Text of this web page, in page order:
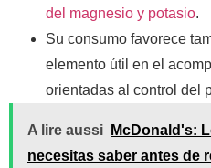
del magnesio y potasio.
Su consumo favorece
elemento útil en el
orientadas al control del
A lire aussi
McDonald's:
necesitas saber antes de